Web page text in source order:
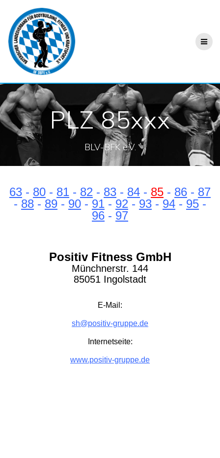
PLZ 85xxx
BLV-BFK e.V.
63 - 80 - 81 - 82 - 83 - 84 - 85 - 86 - 87
- 88 - 89 - 90 - 91 - 92 - 93 - 94 - 95 -
96 - 97
Positiv Fitness GmbH
Münchnerstr. 144
85051 Ingolstadt
E-Mail:
sh@positiv-gruppe.de
Internetseite:
www.positiv-gruppe.de